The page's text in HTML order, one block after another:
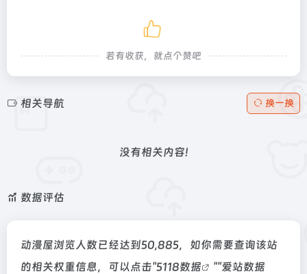
若有收获，就点个赞吧
相关导航 换一换
没有相关内容!
数据评估
动漫屋浏览人数已经达到50,885，如你需要查询该站
的相关权重信息，可以点击"5118数据 ""爱站数据